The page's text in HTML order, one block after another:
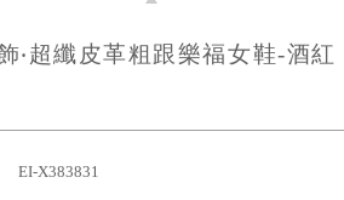
‧超纖皮革粗跟樂福女鞋-酒紅
EI-X383831